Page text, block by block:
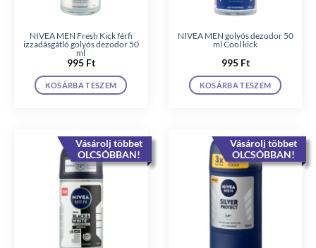
NIVEA MEN Fresh Kick férfi
izzadásgátló golyós dezodor 50
ml
995 Ft
KOSÁRBA TESZEM
NIVEA MEN golyós dezodor 50
ml Cool kick
995 Ft
KOSÁRBA TESZEM
Vásárolj többet
OLCSÓBBAN!
Vásárolj többet
OLCSÓBBAN!